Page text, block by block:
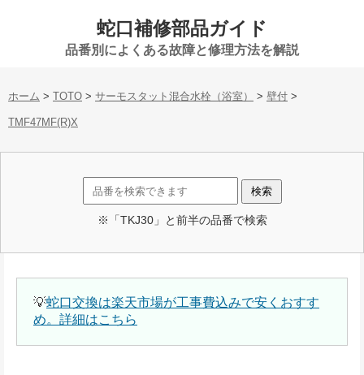
蛇口補修部品ガイド
品番別によくある故障と修理方法を解説
ホーム > TOTO > サーモスタット混合水栓（浴室） > 壁付 >
TMF47MF(R)X
※「TKJ30」と前半の品番で検索
💡蛇口交換は楽天市場が工事費込みで安くおすす
め。詳細はこちら